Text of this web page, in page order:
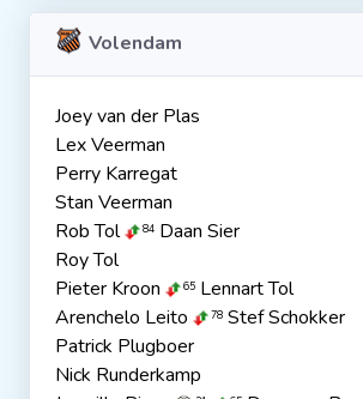
Volendam
Joey van der Plas
Lex Veerman
Perry Karregat
Stan Veerman
Rob Tol
84 Daan Sier
Roy Tol
Pieter Kroon
65 Lennart Tol
Arenchelo Leito
78 Stef Schokker
Patrick Plugboer
Nick Runderkamp